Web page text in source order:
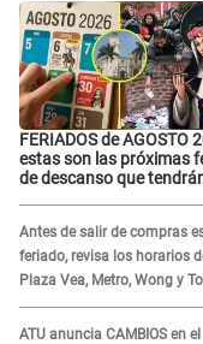
FERIADOS de AGOSTO
estas son las próximas
de descanso que
Antes de salir de compras
feriado, revisa los horarios
Plaza Vea, Metro, Wong y
ATU anuncia CAMBIOS en el